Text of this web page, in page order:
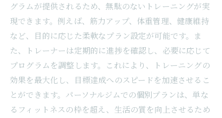
グラムが提供されるため、無駄のないトレーニングが実
現できます。例えば、筋力アップ、体重管理、健康維持
など、目的に応じた柔軟なプラン設定が可能です。ま
た、トレーナーは定期的に進捗を確認し、必要に応じて
プログラムを調整します。これにより、トレーニングの
効果を最大化し、目標達成へのスピードを加速させるこ
とができます。パーソナルジムでの個別プランは、単な
るフィットネスの枠を超え、生活の質を向上させるため